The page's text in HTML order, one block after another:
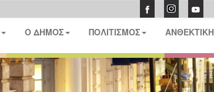
Ο ΔΗΜΟΣ ΠΟΛΙΤΙΣΜΟΣ